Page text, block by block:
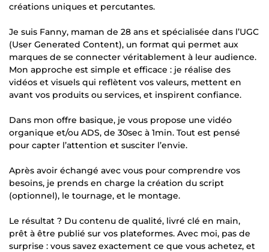
créations uniques et percutantes.
Je suis Fanny, maman de 28 ans et spécialisée dans l’UGC
(User Generated Content), un format qui permet aux
marques de se connecter véritablement à leur audience.
Mon approche est simple et efficace : je réalise des
vidéos et visuels qui reflètent vos valeurs, mettent en
avant vos produits ou services, et inspirent confiance.
Dans mon offre basique, je vous propose une vidéo
organique et/ou ADS, de 30sec à 1min. Tout est pensé
pour capter l’attention et susciter l’envie.
Après avoir échangé avec vous pour comprendre vos
besoins, je prends en charge la création du script
(optionnel), le tournage, et le montage.
Le résultat ? Du contenu de qualité, livré clé en main,
prêt à être publié sur vos plateformes. Avec moi, pas de
surprise : vous savez exactement ce que vous achetez, et